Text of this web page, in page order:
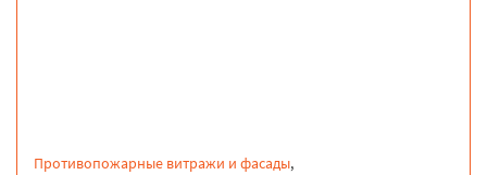
Противопожарные витражи и фасады,